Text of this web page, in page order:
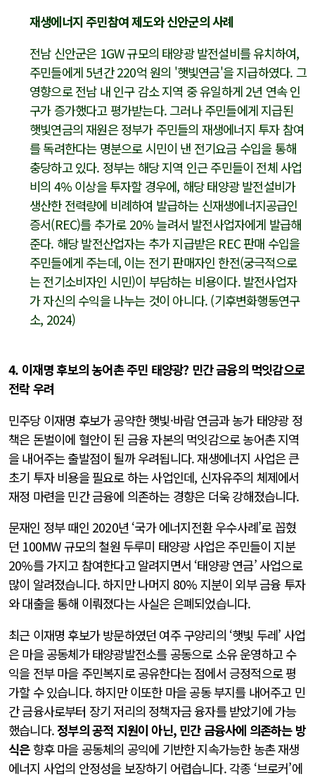
재생에너지 주민참여 제도와 신안군의 사례
전남 신안군은 1GW 규모의 태양광 발전설비를 유치하여,
주민들에게 5년간 220억 원의 '햇빛연금'을 지급하였다. 그
영향으로 전남 내 인구 감소 지역 중 유일하게 2년 연속 인
구가 증가했다고 평가받는다. 그러나 주민들에게 지급된
햇빛연금의 재원은 정부가 주민들의 재생에너지 투자 참여
를 독려한다는 명분으로 시민이 낸 전기요금 수입을 통해
충당하고 있다. 정부는 해당 지역 인근 주민들이 전체 사업
비의 4% 이상을 투자할 경우에, 해당 태양광 발전설비가
생산한 전력량에 비례하여 발급하는 신재생에너지공급인
증서(REC)를 추가로 20% 늘려서 발전사업자에게 발급해
준다. 해당 발전산업자는 추가 지급받은 REC 판매 수입을
주민들에게 주는데, 이는 전기 판매자인 한전(궁극적으로
는 전기소비자인 시민)이 부담하는 비용이다. 발전사업자
가 자신의 수익을 나누는 것이 아니다. (기후변화행동연구
소, 2024)
4. 이재명 후보의 농어촌 주민 태양광? 민간 금융의 먹잇감으로
전락 우려
민주당 이재명 후보가 공약한 햇빛·바람 연금과 농가 태양광 정
책은 돈벌이에 혈안이 된 금융 자본의 먹잇감으로 농어촌 지역
을 내어주는 출발점이 될까 우려됩니다. 재생에너지 사업은 큰
초기 투자 비용을 필요로 하는 사업인데, 신자유주의 체제에서
재정 마련을 민간 금융에 의존하는 경향은 더욱 강해졌습니다.
문재인 정부 때인 2020년 ‘국가 에너지전환 우수사례’로 꼽혔
던 100MW 규모의 철원 두루미 태양광 사업은 주민들이 지분
20%를 가지고 참여한다고 알려지면서 ‘태양광 연금’ 사업으로
많이 알려졌습니다. 하지만 나머지 80% 지분이 외부 금융 투자
와 대출을 통해 이뤄졌다는 사실은 은폐되었습니다.
최근 이재명 후보가 방문하였던 여주 구양리의 ‘햇빛 두레’ 사업
은 마을 공동체가 태양광발전소를 공동으로 소유 운영하고 수
익을 전부 마을 주민복지로 공유한다는 점에서 긍정적으로 평
가할 수 있습니다. 하지만 이또한 마을 공동 부지를 내어주고 민
간 금융사로부터 장기 저리의 정책자금 융자를 받았기에 가능
했습니다.정부의 공적 지원이 아닌, 민간 금융사에 의존하는 방
식은향후 마을 공동체의 공익에 기반한 지속가능한 농촌 재생
에너지 사업의 안정성을 보장하기 어렵습니다. 각종 ‘브로커’에